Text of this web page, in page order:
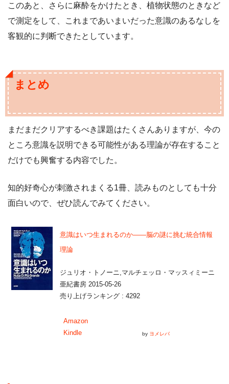
このあと、さらに麻酔をかけたとき、植物状態のときなど
で測定をして、これまであいまいだった意識のあるなしを
客観的に判断できたとしています。
まとめ
まだまだクリアするべき課題はたくさんありますが、今の
ところ意識を説明できる可能性がある理論が存在すること
だけでも興奮する内容でした。
知的好奇心が刺激されまくる1冊、読みものとしても十分
面白いので、ぜひ読んでみてください。
意識はいつ生まれるのか――脳の謎に挑む統合情報
理論
ジュリオ・トノーニ,マルチェッロ・マッスィミーニ
亜紀書房 2015-05-26
売り上げランキング : 4292
Amazon
Kindle
by ヨメレバ